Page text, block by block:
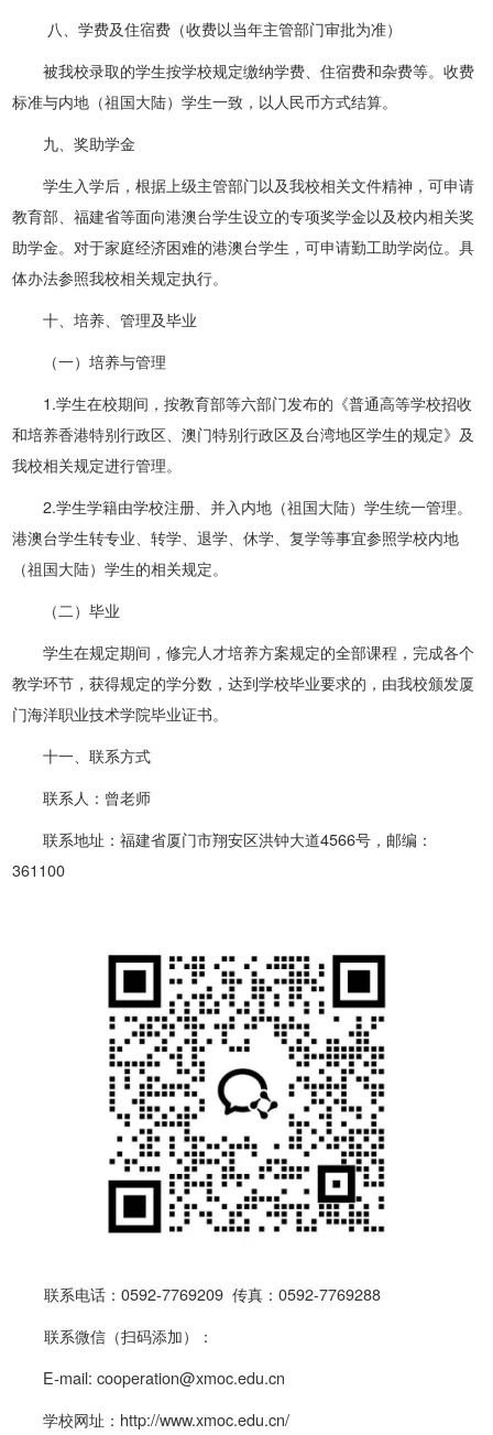
八、学费及住宿费（收费以当年主管部门审批为准）
被我校录取的学生按学校规定缴纳学费、住宿费和杂费等。收费
标准与内地（祖国大陆）学生一致，以人民币方式结算。
九、奖助学金
学生入学后，根据上级主管部门以及我校相关文件精神，可申请
教育部、福建省等面向港澳台学生设立的专项奖学金以及校内相关奖
助学金。对于家庭经济困难的港澳台学生，可申请勤工助学岗位。具
体办法参照我校相关规定执行。
十、培养、管理及毕业
（一）培养与管理
1.学生在校期间，按教育部等六部门发布的《普通高等学校招收
和培养香港特别行政区、澳门特别行政区及台湾地区学生的规定》及
我校相关规定进行管理。
2.学生学籍由学校注册、并入内地（祖国大陆）学生统一管理。
港澳台学生转专业、转学、退学、休学、复学等事宜参照学校内地
（祖国大陆）学生的相关规定。
（二）毕业
学生在规定期间，修完人才培养方案规定的全部课程，完成各个
教学环节，获得规定的学分数，达到学校毕业要求的，由我校颁发厦
门海洋职业技术学院毕业证书。
十一、联系方式
联系人：曾老师
联系地址：福建省厦门市翔安区洪钟大道4566号，邮编：
361100
联系电话： 0592-7769209 传真： 0592-7769288
联系微信（扫码添加）：
E-mail:cooperation@xmoc.edu.cn
学校网址： http://www.xmoc.edu.cn/